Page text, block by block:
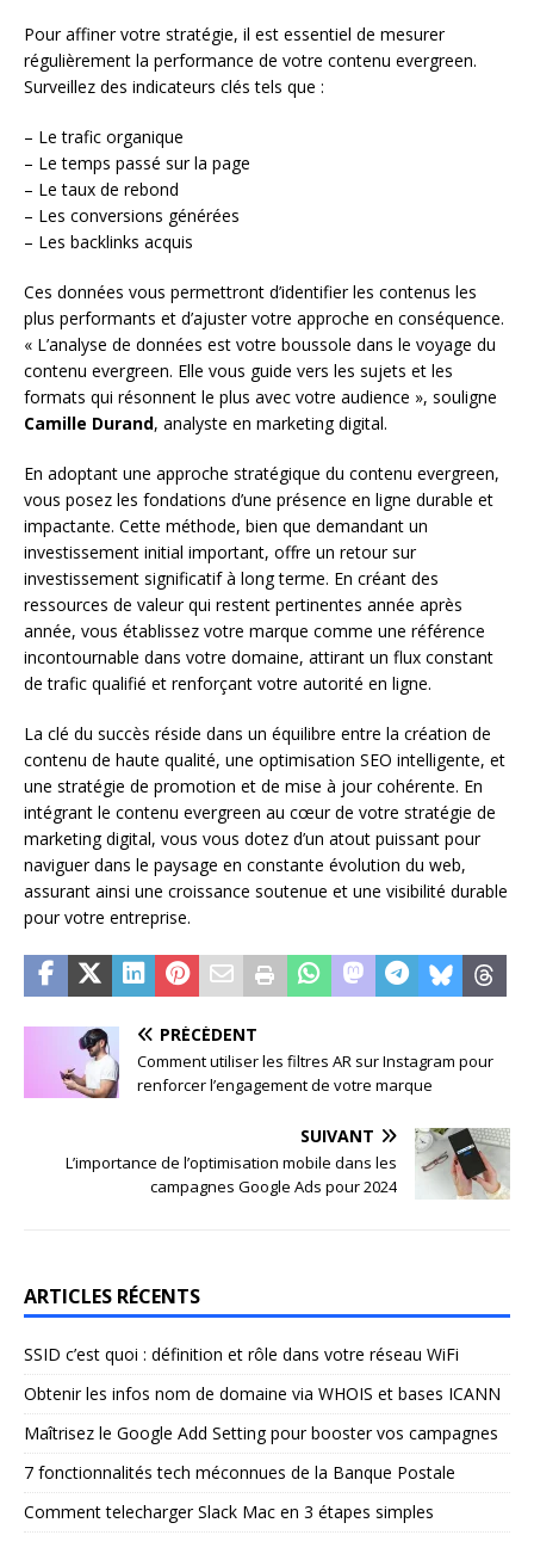
Pour affiner votre stratégie, il est essentiel de mesurer
régulièrement la performance de votre contenu evergreen.
Surveillez des indicateurs clés tels que :
– Le trafic organique
– Le temps passé sur la page
– Le taux de rebond
– Les conversions générées
– Les backlinks acquis
Ces données vous permettront d’identifier les contenus les
plus performants et d’ajuster votre approche en conséquence.
« L’analyse de données est votre boussole dans le voyage du
contenu evergreen. Elle vous guide vers les sujets et les
formats qui résonnent le plus avec votre audience », souligne
Camille Durand, analyste en marketing digital.
En adoptant une approche stratégique du contenu evergreen,
vous posez les fondations d’une présence en ligne durable et
impactante. Cette méthode, bien que demandant un
investissement initial important, offre un retour sur
investissement significatif à long terme. En créant des
ressources de valeur qui restent pertinentes année après
année, vous établissez votre marque comme une référence
incontournable dans votre domaine, attirant un flux constant
de trafic qualifié et renforçant votre autorité en ligne.
La clé du succès réside dans un équilibre entre la création de
contenu de haute qualité, une optimisation SEO intelligente, et
une stratégie de promotion et de mise à jour cohérente. En
intégrant le contenu evergreen au cœur de votre stratégie de
marketing digital, vous vous dotez d’un atout puissant pour
naviguer dans le paysage en constante évolution du web,
assurant ainsi une croissance soutenue et une visibilité durable
pour votre entreprise.
PRÉCÉDENT
Comment utiliser les filtres AR sur Instagram pour
renforcer l’engagement de votre marque
SUIVANT
L’importance de l’optimisation mobile dans les
campagnes Google Ads pour 2024
ARTICLES RÉCENTS
SSID c’est quoi : définition et rôle dans votre réseau WiFi
Obtenir les infos nom de domaine via WHOIS et bases ICANN
Maîtrisez le Google Add Setting pour booster vos campagnes
7 fonctionnalités tech méconnues de la Banque Postale
Comment telecharger Slack Mac en 3 étapes simples